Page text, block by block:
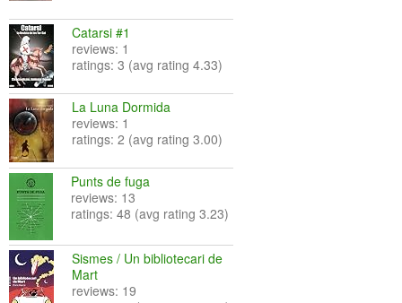
Catarsi #1
reviews: 1
ratings: 3 (avg rating 4.33)
La Luna Dormida
reviews: 1
ratings: 2 (avg rating 3.00)
Punts de fuga
reviews: 13
ratings: 48 (avg rating 3.23)
Sismes / Un bibliotecari de
Mart
reviews: 19